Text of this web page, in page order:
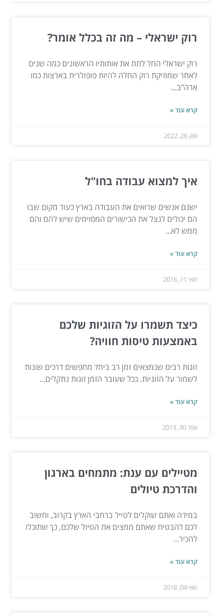
רוק ישראלי – מה זה בכלל אומר?
רוק ישראלי החל לתת את אותותיו הראשונים כמה שנים
לאחר שמוזיקת רוק החלה להיות פופולרית בארצות כמו
ארה"ב...
קרא עוד »
אוק 26, 2022
איך למצוא עבודה בחו"ל
ישנם אנשים שרואים את העבודה בארץ כעוד מקום שבו
הם יכולים לנצל את הכישורים המסוימים שיש להם והם
ממש לא...
קרא עוד »
מאי 11, 2016
כיצד תשמרו על הזוגיות שלכם
באמצעות טיסות חוויה?
זוגות רבים שנמצאים זמן רב ביחד מחפשים דרכים שונות
לשמור על הזוגיות. ככל שעובר הזמן זוגות נתקלים...
קרא עוד »
אפר 30, 2013
מטיילים עם ענת: מתמחים בארגון
והדרכת טיולים
במידה ואתם שוקלים לטייל ברחבי הארץ בקרוב, וחשוב
לכם להבטיח שאתם ממצים את הטיול שלכם, כך שתוכלו
להכיר...
קרא עוד »
מאי 04, 2018